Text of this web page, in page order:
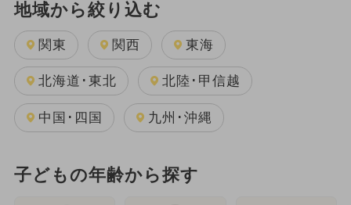
地域から絞り込む
関東 関西 東海
北海道･東北 北陸･甲信越
中国･四国 九州･沖縄
子どもの年齢から探す